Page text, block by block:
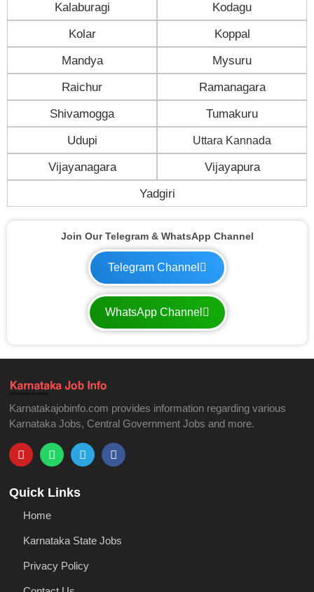
Kalaburagi Kodagu
Kolar Koppal
Mandya Mysuru
Raichur Ramanagara
Shivamogga Tumakuru
Udupi Uttara Kannada
Vijayanagara Vijayapura
Yadgiri
Join Our Telegram & WhatsApp Channel
Telegram Channel
WhatsApp Channel
Karnatakajobinfo.com provides information regarding various
Karnataka Jobs, Central Government Jobs and more.
Quick Links
Home
Karnataka State Jobs
Privacy Policy